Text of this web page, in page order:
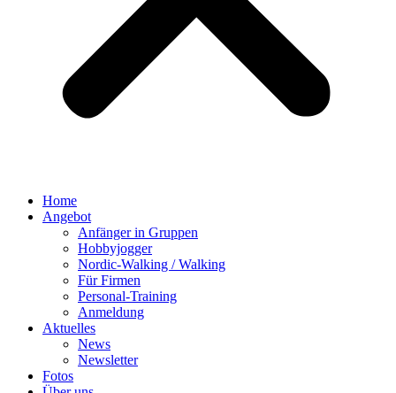
Home
Angebot
Anfänger in Gruppen
Hobbyjogger
Nordic-Walking / Walking
Für Firmen
Personal-Training
Anmeldung
Aktuelles
News
Newsletter
Fotos